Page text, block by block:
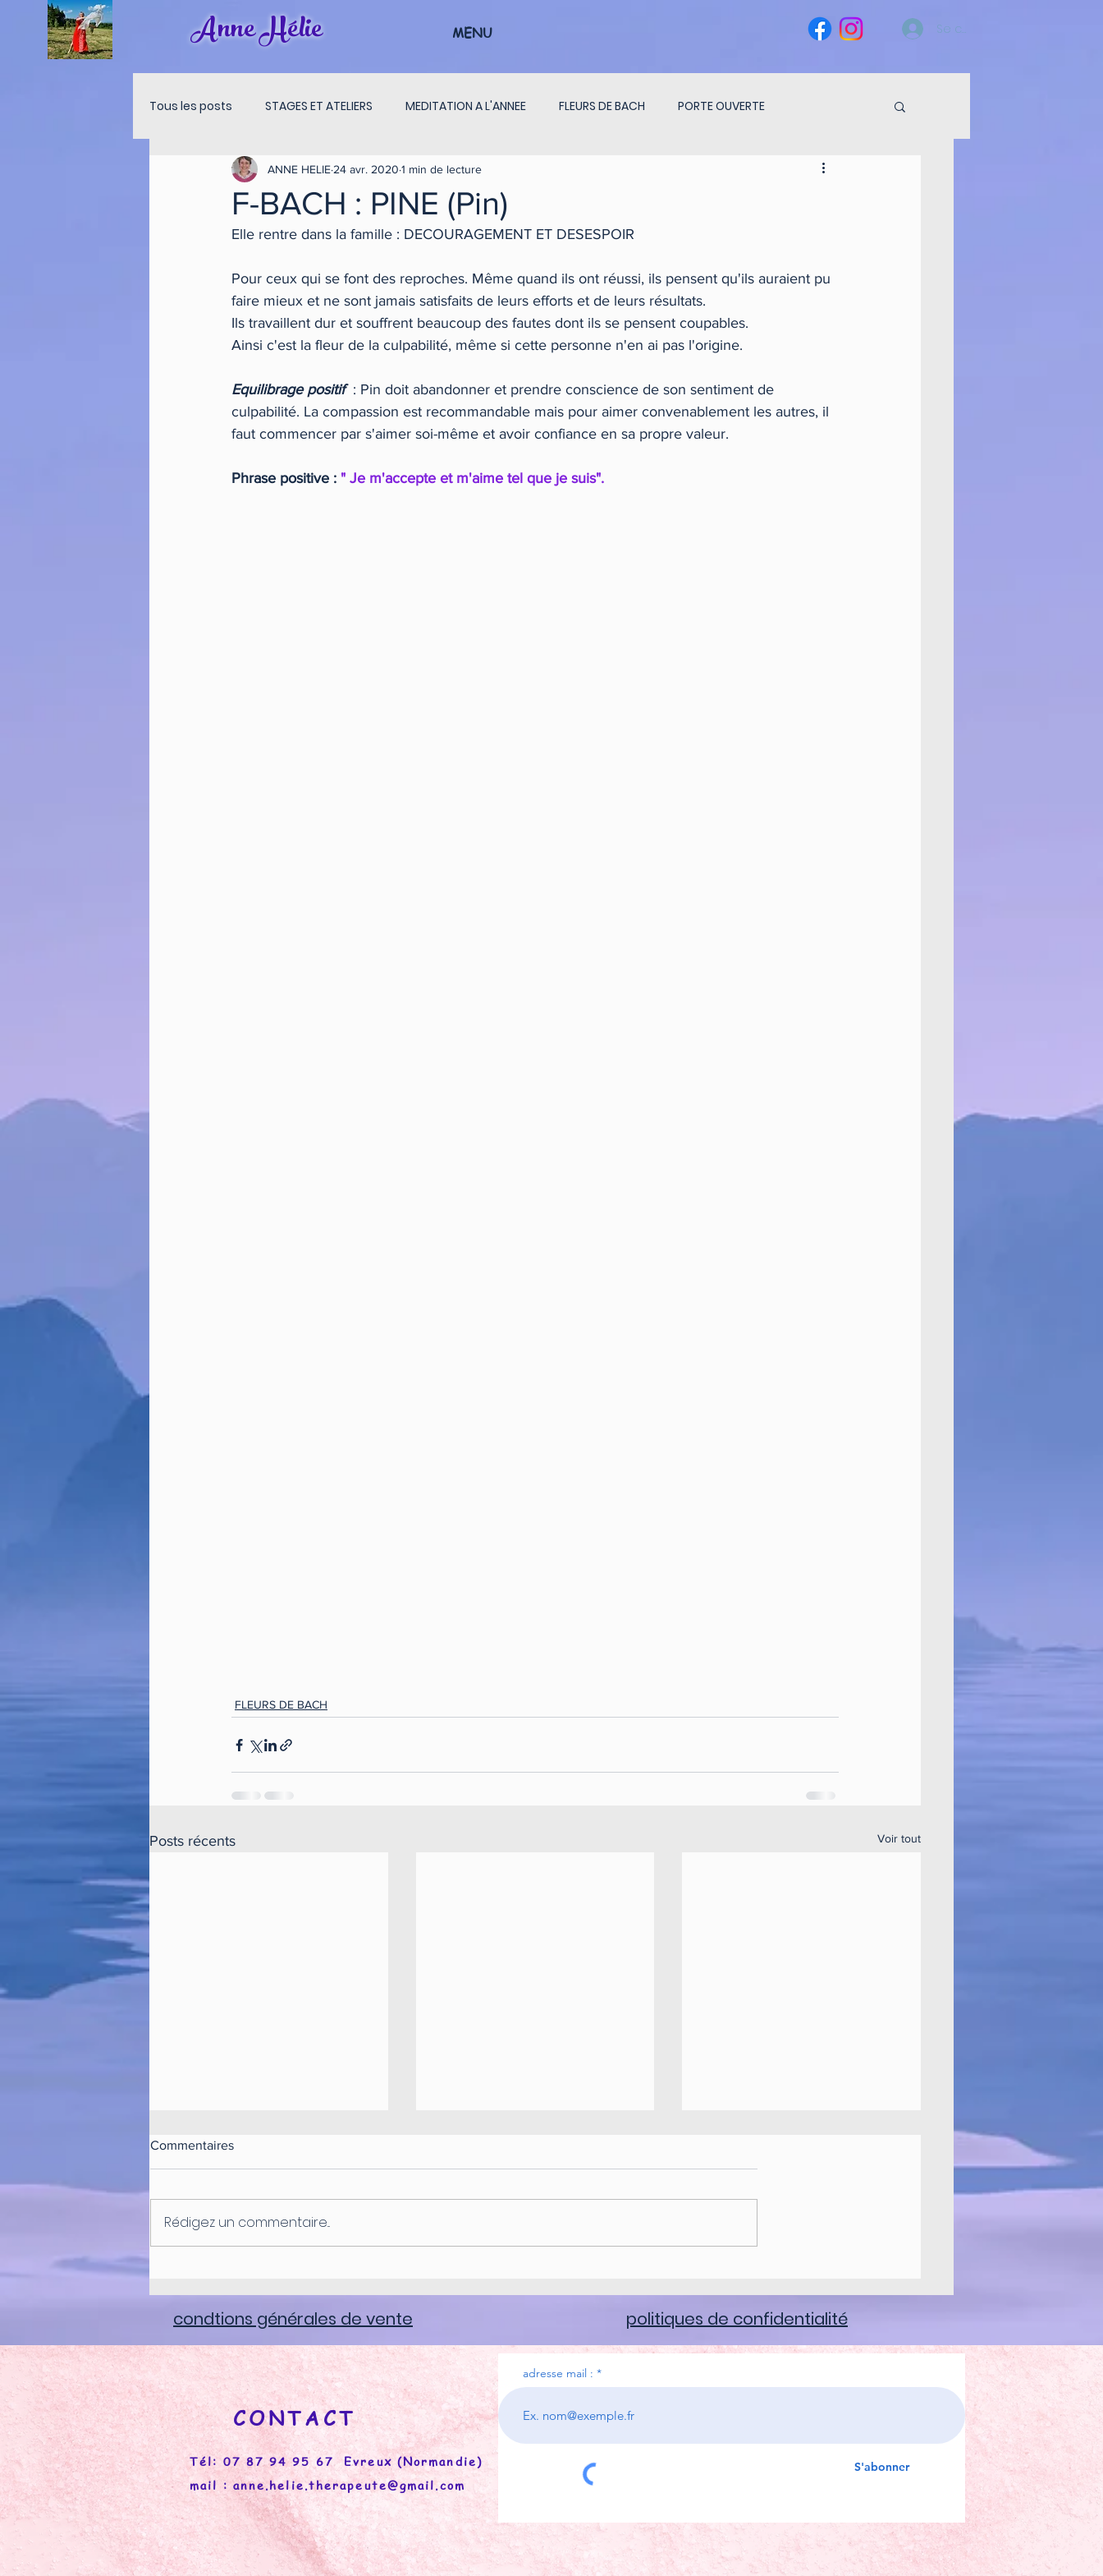
Anne Hélie MENU Se connecter
Tous les posts STAGES ET ATELIERS MEDITATION A L'ANNEE FLEURS DE BACH PORTE OUVERTE
MEDITATION LUNE MEDITATION CHAKRAS PENSEES DU JOUR
F-BACH : PINE (Pin)
ANNE HELIE 24 avr. 2020 1 min de lecture
Elle rentre dans la famille : DECOURAGEMENT ET DESESPOIR
Pour ceux qui se font des reproches. Même quand ils ont réussi, ils pensent qu'ils auraient pu
faire mieux et ne sont jamais satisfaits de leurs efforts et de leurs résultats.
Ils travaillent dur et souffrent beaucoup des fautes dont ils se pensent coupables.
Ainsi c'est la fleur de la culpabilité, même si cette personne n'en ai pas l'origine.
Equilibrage positif
  : Pin doit abandonner et prendre conscience de son sentiment de
culpabilité. La compassion est recommandable mais pour aimer convenablement les autres, il
faut commencer par s'aimer soi-même et avoir confiance en sa propre valeur.
Phrase positive : " Je m'accepte et m'aime tel que je suis".
FLEURS DE BACH
Posts récents Voir tout
F-BACH : OAK ( Chêne)
Commentaires
Rédigez un commentaire...
condtions générales de vente politiques de confidentialité
CONTACT
Tél: 07 87 94 95 67 Evreux (Normandie)
mail : anne.helie.therapeute@gmail.com
adresse mail :
S'abonner